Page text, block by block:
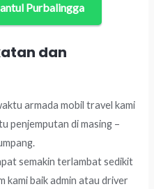
Purbalingga
dan
armada mobil travel kami
penjemputan di masing –
semakin terlambat sedikit
kami baik admin atau driver